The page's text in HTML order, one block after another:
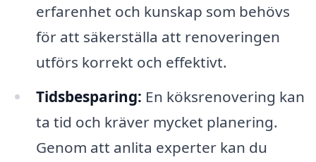
erfarenhet och kunskap som behövs
för att säkerställa att renoveringen
utförs korrekt och effektivt.
Tidsbesparing: En köksrenovering kan
ta tid och kräver mycket planering.
Genom att anlita experter kan du